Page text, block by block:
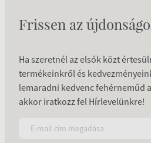
Frissen az
Ha szeretnél az elsők közt
termékeinkről és
lemaradni kedvenc fehérneműd
akkor iratkozz fel Hírlevelünkre!